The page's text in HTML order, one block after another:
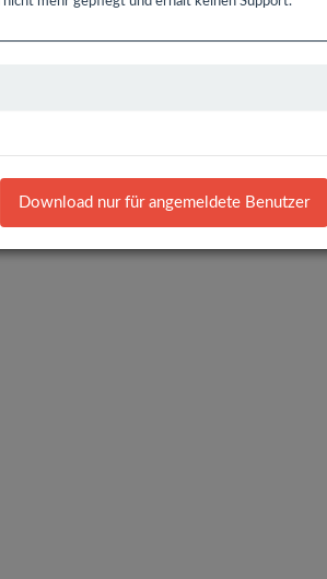
Download nur für angemeldete Benutzer